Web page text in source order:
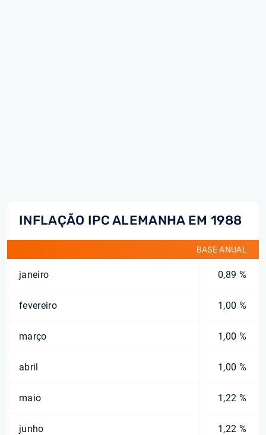
INFLAÇÃO IPC ALEMANHA EM 1988
BASE ANUAL
janeiro 0,89 %
fevereiro 1,00 %
março 1,00 %
abril 1,00 %
maio 1,22 %
junho 1,22 %